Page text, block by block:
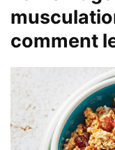
comment